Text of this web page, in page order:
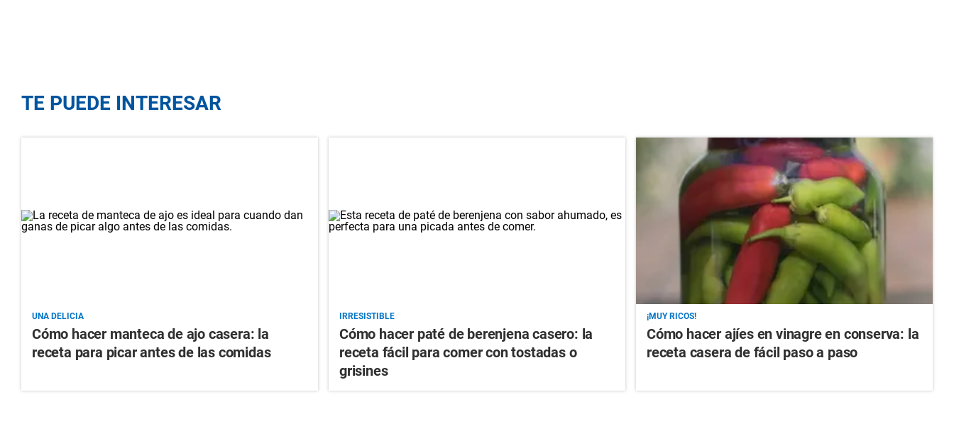
TE PUEDE INTERESAR
UNA DELICIA
Cómo hacer manteca de ajo casera: la
receta para picar antes de las comidas
IRRESISTIBLE
Cómo hacer paté de berenjena casero: la
receta fácil para comer con tostadas o
grisines
¡MUY RICOS!
Cómo hacer ajíes en vinagre en conserva: la
receta casera de fácil paso a paso